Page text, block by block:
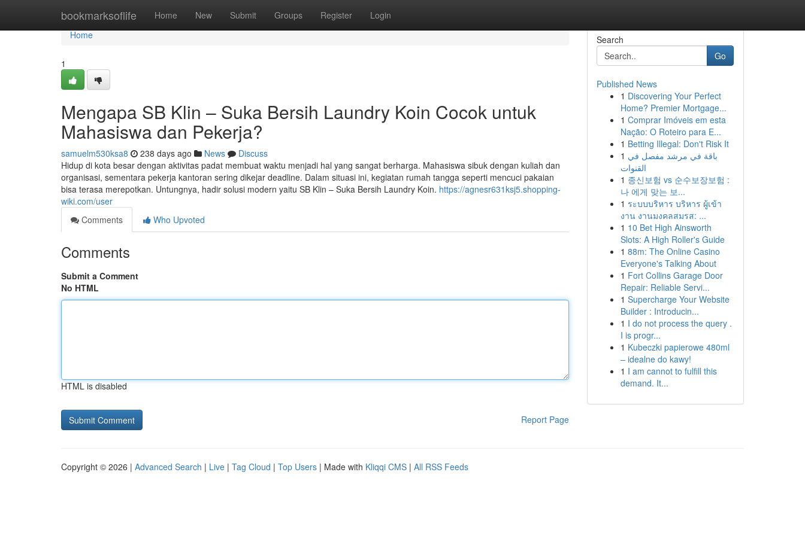
bookmarksoflife Home New Submit Groups Register Login
Home
Home
1
Mengapa SB Klin – Suka Bersih Laundry Koin Cocok untuk
Mahasiswa dan Pekerja?
samuelm530ksa8 238 days ago News
Discuss
Hidup di kota besar dengan aktivitas padat membuat waktu menjadi hal yang sangat berharga. Mahasiswa sibuk dengan kuliah dan
organisasi, sementara pekerja kantoran sering dikejar deadline. Dalam situasi ini, kegiatan rumah tangga seperti mencuci pakaian
bisa terasa merepotkan. Untungnya, hadir solusi modern yaitu SB Klin – Suka Bersih Laundry Koin. https://agnesr631ksj5.shopping-
wiki.com/user
Comments
Who Upvoted
Comments
Submit a Comment
No HTML
HTML is disabled
Report Page
Search
Go
Published News
1 Discovering Your Perfect
Home? Premier Mortgage...
1 Comprar Imóveis em esta
Nação: O Roteiro para E...
1 Betting Illegal: Don't Risk It
1 باقة في مرشد مفصل في
القنوات
1 종신보험 vs 순수보장보험 :
나 에게 맞는 보...
1 ระบบบริหาร บริหาร ผู้เข้า
งาน งานมงคลสมรส: ...
1 10 Bet High Ainsworth
Slots: A High Roller's Guide
1 88m: The Online Casino
Everyone's Talking About
1 Fort Collins Garage Door
Repair: Reliable Servi...
1 Supercharge Your Website
Builder : Introducin...
1 I do not process the query .
I is progr...
1 Kubeczki papierowe 480ml
– idealne do kawy!
1 I am cannot to fulfill this
demand. It...
Copyright © 2026 | Advanced Search | Live | Tag Cloud | Top Users | Made with Kliqqi CMS | All RSS Feeds